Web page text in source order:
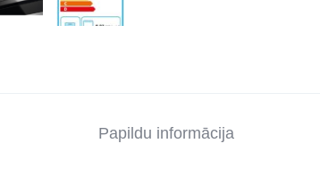
Papildu informācija